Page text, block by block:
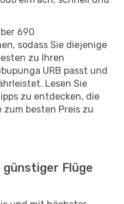
690
sodass Sie diejenige
zu Ihren
URB passt und
Lesen Sie
zu entdecken, die
zum besten Preis zu
Flüge